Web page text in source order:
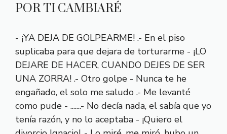
POR TI CAMBIARÉ
- ¡YA DEJA DE GOLPEARME! .- En el piso
suplicaba para que dejara de torturarme - ¡LO
DEJARE DE HACER, CUANDO DEJES DE SER
UNA ZORRA! .- Otro golpe - Nunca te he
engañado, el solo me saludo .- Me levanté
como pude - .......- No decía nada, el sabía que yo
tenía razón, y no lo aceptaba - ¡Quiero el